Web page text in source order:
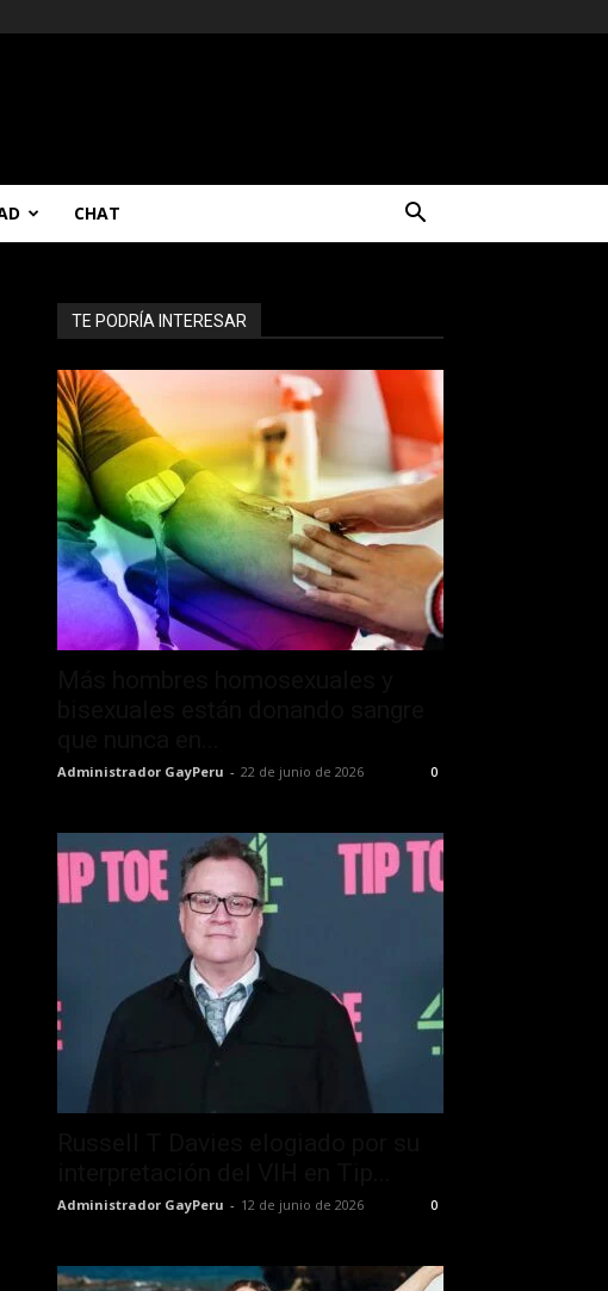
CHAT
TE PODRÍA INTERESAR
Administrador GayPeru - 22 de junio de 2026 0
Administrador GayPeru - 12 de junio de 2026 0